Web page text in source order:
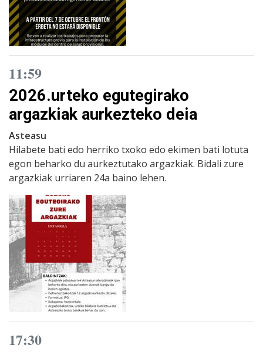
11:59
2026.urteko egutegirako
argazkiak aurkezteko deia
Asteasu
Hilabete bati edo herriko txoko edo ekimen bati lotuta
egon beharko du aurkeztutako argazkiak. Bidali zure
argazkiak urriaren 24a baino lehen.
17:30